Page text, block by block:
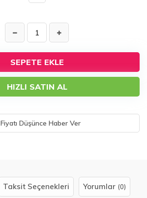
SEPETE EKLE
HIZLI SATIN AL
Fiyatı Düşünce Haber Ver
Taksit Seçenekleri Yorumlar (0)